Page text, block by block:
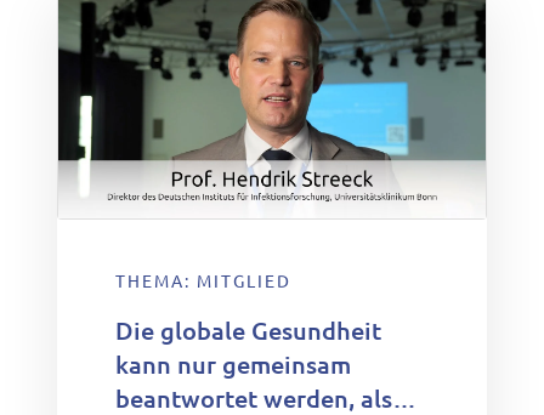
THEMA: MITGLIED
Die globale Gesundheit
kann nur gemeinsam
beantwortet werden, also